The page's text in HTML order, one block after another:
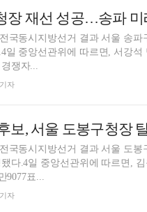
국동시지방선거 결과 서울 송
일 중앙선관위에 따르면, 서강석
쟁자...
자
보, 서울 도봉구청장
국동시지방선거 결과 서울 도
다.4일 중앙선관위에 따르면,
9077표...
자